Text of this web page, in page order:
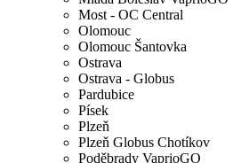
Most - OC Central
Olomouc
Olomouc Šantovka
Ostrava
Ostrava - Globus
Pardubice
Písek
Plzeň
Plzeň Globus Chotíkov
Poděbrady VaprioGO